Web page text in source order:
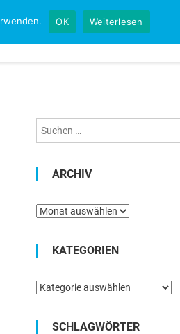
Startseite
ARCHIV
Archiv
KATEGORIEN
Kategorien
SCHLAGWÖRTER
OK Weiterlesen